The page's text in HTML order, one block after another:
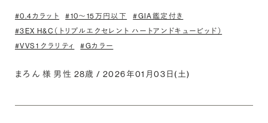
#0.4カラット #10〜15万円以下
#GIA鑑定付き
#3EX H&C（トリプルエクセレント ハートアンドキューピッド）
#VVS1 クラリティ
#Gカラー
まろん 様 男性 28歳 / 2026年01月03日(土)